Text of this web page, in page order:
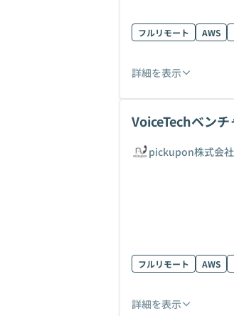
フルリモート AWS
詳細を表示
VoiceTechベン
pickupon株式会社
フルリモート AWS
詳細を表示